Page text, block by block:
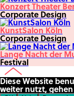
Konzert Theater
Corporate Design
KunstSalon Köln
Corporate Design
Lange Nacht der
Festival
Diese Website
weiter nutzt,